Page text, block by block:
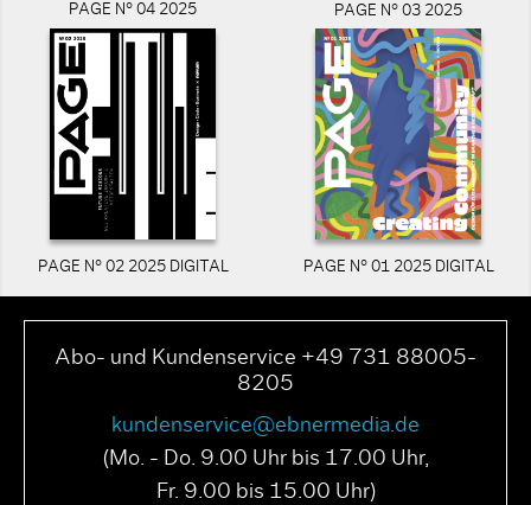
PAGE N° 04 2025 PAGE N° 03 2025
PAGE N° 02 2025 DIGITAL PAGE N° 01 2025 DIGITAL
Abo- und Kundenservice +49 731 88005-
8205
kundenservice@ebnermedia.de
(Mo. - Do. 9.00 Uhr bis 17.00 Uhr,
Fr. 9.00 bis 15.00 Uhr)